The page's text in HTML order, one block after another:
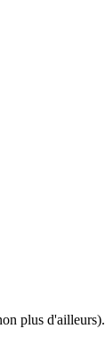
plus d'ailleurs).